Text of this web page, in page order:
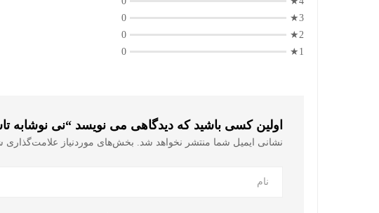
3★
0
2★
0
1★
0
اولین کسی باشید که دیدگاهی می نویسد “نی نوشابه تاشو فله
نشانی ایمیل شما منتشر نخواهد شد. بخش‌های موردنیاز علامت‌گذاری